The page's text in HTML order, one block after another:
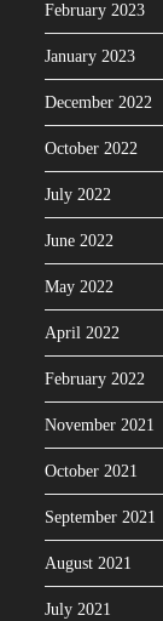
February 2023
January 2023
December 2022
October 2022
July 2022
June 2022
May 2022
April 2022
February 2022
November 2021
October 2021
September 2021
August 2021
July 2021